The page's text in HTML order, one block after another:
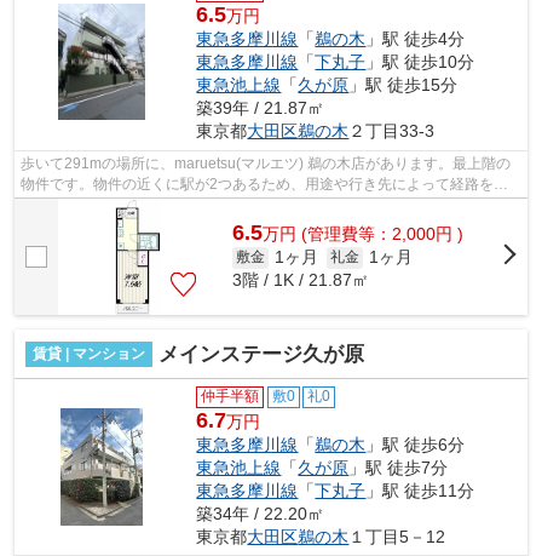
6.5万円
東急多摩川線 「鵜の木 」駅 徒歩4分
東急多摩川線 「下丸子 」駅 徒歩10分
東急池上線 「久が原 」駅 徒歩15分
築39年 / 21.87㎡
東京都大田区鵜の木 ２丁目33-3
歩いて291mの場所に、maruetsu(マルエツ) 鵜の木店があります。最上階の
物件です。物件の近くに駅が2つあるため、用途や行き先によって経路を選
べます。場所が平坦なのは、ランニング...
6.5万円 (管理費等：2,000円 )
敷金 1ヶ月 礼金
1ヶ月
3階 / 1K / 21.87㎡
賃貸 | マンション メインステージ久が原
仲手半額 敷0 礼0
6.7万円
東急多摩川線 「鵜の木 」駅 徒歩6分
東急池上線 「久が原 」駅 徒歩7分
東急多摩川線 「下丸子 」駅 徒歩11分
築34年 / 22.20㎡
東京都大田区鵜の木 １丁目5－12